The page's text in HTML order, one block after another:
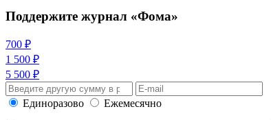
Поддержите журнал «Фома»
700 ₽
1 500 ₽
5 500 ₽
Единоразово
Ежемесячно